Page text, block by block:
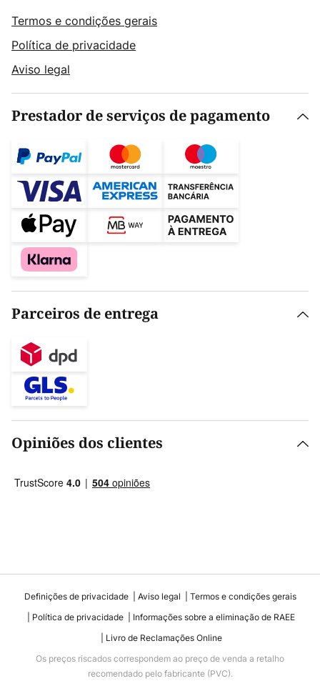
Termos e condições gerais
Política de privacidade
Aviso legal
Prestador de serviços de pagamento
Parceiros de entrega
Opiniões dos clientes
Definições de privacidade Aviso legal
Termos e condições gerais
Política de privacidade
Informações sobre a eliminação de RAEE
Livro de Reclamações Online
Os preços riscados correspondem ao preço de venda a retalho
recomendado pelo fabricante (PVC).